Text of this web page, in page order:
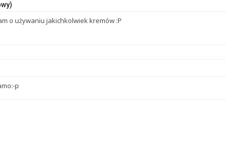
o używaniu jakichkolwiek kremów :P
p